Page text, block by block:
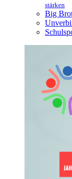
stärken
Big